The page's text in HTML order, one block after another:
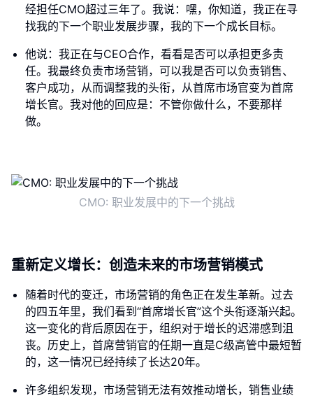
经担任CMO超过三年了。我说：嘿，你知道，我正在寻
找我的下一个职业发展步骤，我的下一个成长目标。
他说：我正在与CEO合作，看看是否可以承担更多责
任。我最终负责市场营销，可以我是否可以负责销售、
客户成功，从而调整我的头衔，从首席市场官变为首席
增长官。我对他的回应是：不管你做什么，不要那样
做。
CMO: 职业发展中的下一个挑战
重新定义增长：创造未来的市场营销模式
随着时代的变迁，市场营销的角色正在发生革新。过去
的四五年里，我们看到“首席增长官”这个头衔逐渐兴起。
这一变化的背后原因在于，组织对于增长的迟滞感到沮
丧。历史上，首席营销官的任期一直是C级高管中最短暂
的，这一情况已经持续了长达20年。
许多组织发现，市场营销无法有效推动增长，销售业绩